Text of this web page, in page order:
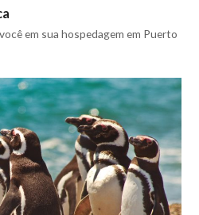
em sua hospedagem em Puerto